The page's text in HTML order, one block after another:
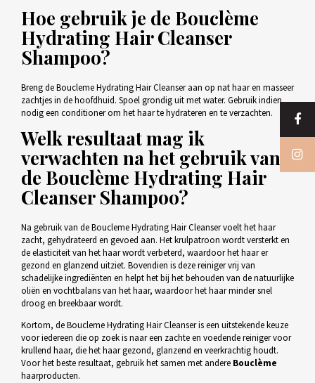
Hoe gebruik je de Bouclème
Hydrating Hair Cleanser
Shampoo?
Breng de Boucleme Hydrating Hair Cleanser aan op nat haar en masseer
zachtjes in de hoofdhuid. Spoel grondig uit met water. Gebruik indien
nodig een conditioner om het haar te hydrateren en te verzachten.
Welk resultaat mag ik
verwachten na het gebruik van
de Bouclème Hydrating Hair
Cleanser Shampoo?
Na gebruik van de Boucleme Hydrating Hair Cleanser voelt het haar
zacht, gehydrateerd en gevoed aan. Het krulpatroon wordt versterkt en
de elasticiteit van het haar wordt verbeterd, waardoor het haar er
gezond en glanzend uitziet. Bovendien is deze reiniger vrij van
schadelijke ingrediënten en helpt het bij het behouden van de natuurlijke
oliën en vochtbalans van het haar, waardoor het haar minder snel
droog en breekbaar wordt.
Kortom, de Boucleme Hydrating Hair Cleanser is een uitstekende keuze
voor iedereen die op zoek is naar een zachte en voedende reiniger voor
krullend haar, die het haar gezond, glanzend en veerkrachtig houdt.
Voor het beste resultaat, gebruik het samen met andere Bouclème
haarproducten.